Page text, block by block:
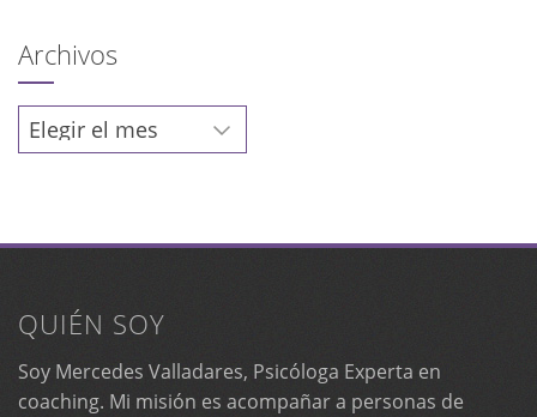
Archivos
Archivos
QUIÉN SOY
Soy Mercedes Valladares, Psicóloga Experta en
coaching. Mi misión es acompañar a personas de